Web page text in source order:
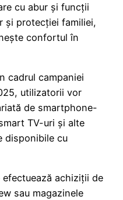
cu abur și funcții
și protecției familiei,
confortul în
cadrul campaniei
utilizatorii vor
de smartphone-
TV-uri și alte
disponibile cu
achiziții de
sau magazinele